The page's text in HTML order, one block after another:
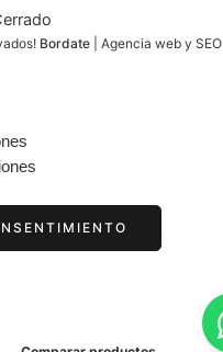
Bordate Agencia web y SEO